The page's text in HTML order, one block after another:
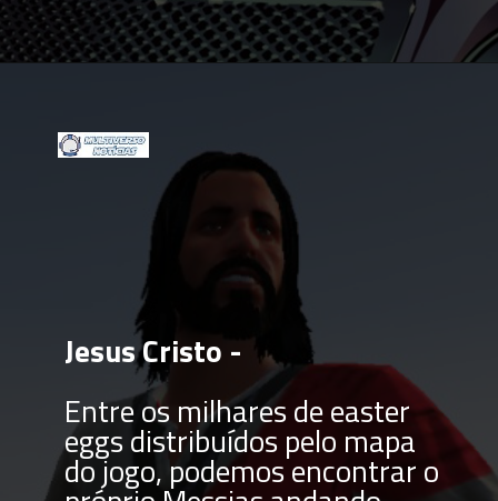
Jesus Cristo -
Entre os milhares de easter
eggs distribuídos pelo mapa
do jogo, podemos encontrar o